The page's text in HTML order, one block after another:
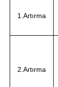
1.Artırma
2.Artırma